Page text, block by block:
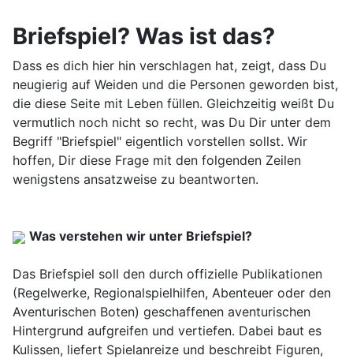
Briefspiel? Was ist das?
Dass es dich hier hin verschlagen hat, zeigt, dass Du
neugierig auf Weiden und die Personen geworden bist,
die diese Seite mit Leben füllen. Gleichzeitig weißt Du
vermutlich noch nicht so recht, was Du Dir unter dem
Begriff "Briefspiel" eigentlich vorstellen sollst. Wir
hoffen, Dir diese Frage mit den folgenden Zeilen
wenigstens ansatzweise zu beantworten.
Was verstehen wir unter Briefspiel?
Das Briefspiel soll den durch offizielle Publikationen
(Regelwerke, Regionalspielhilfen, Abenteuer oder den
Aventurischen Boten) geschaffenen aventurischen
Hintergrund aufgreifen und vertiefen. Dabei baut es
Kulissen, liefert Spielanreize und beschreibt Figuren,